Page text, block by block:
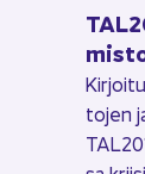
to­jen